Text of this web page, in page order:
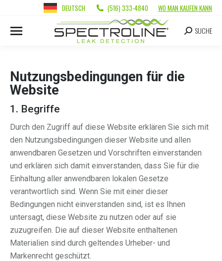
DEUTSCH (516) 333-4840 WO MAN KAUFEN KANN
SUCHE
Nutzungsbedingungen für die
Website
1. Begriffe
Durch den Zugriff auf diese Website erklären Sie sich mit
den Nutzungsbedingungen dieser Website und allen
anwendbaren Gesetzen und Vorschriften einverstanden
und erklären sich damit einverstanden, dass Sie für die
Einhaltung aller anwendbaren lokalen Gesetze
verantwortlich sind. Wenn Sie mit einer dieser
Bedingungen nicht einverstanden sind, ist es Ihnen
untersagt, diese Website zu nutzen oder auf sie
zuzugreifen. Die auf dieser Website enthaltenen
Materialien sind durch geltendes Urheber- und
Markenrecht geschützt.